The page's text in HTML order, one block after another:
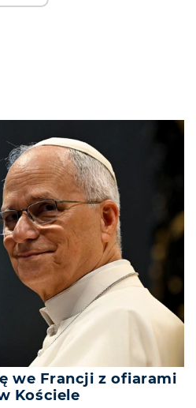
we Francji z ofiarami
Kościele